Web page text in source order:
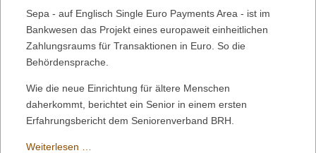
Verfassungsgericht
Sepa - auf Englisch Single Euro Payments Area - ist im
Bankwesen das Projekt eines europaweit einheitlichen
Zahlungsraums für Transaktionen in Euro. So die
Behördensprache.
Wie die neue Einrichtung für ältere Menschen
daherkommt, berichtet ein Senior in einem ersten
Erfahrungsbericht dem Seniorenverband BRH.
Weiterlesen …